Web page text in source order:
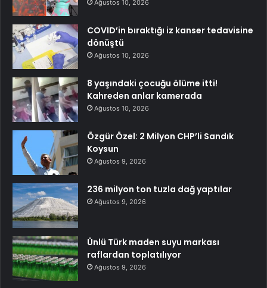
Ağustos 10, 2026
COVID’in bıraktığı iz kanser tedavisine
dönüştü
Ağustos 10, 2026
8 yaşındaki çocuğu ölüme itti!
Kahreden anlar kamerada
Ağustos 10, 2026
Özgür Özel: 2 Milyon CHP’li Sandık
Koysun
Ağustos 9, 2026
236 milyon ton tuzla dağ yaptılar
Ağustos 9, 2026
Ünlü Türk maden suyu markası
raflardan toplatılıyor
Ağustos 9, 2026